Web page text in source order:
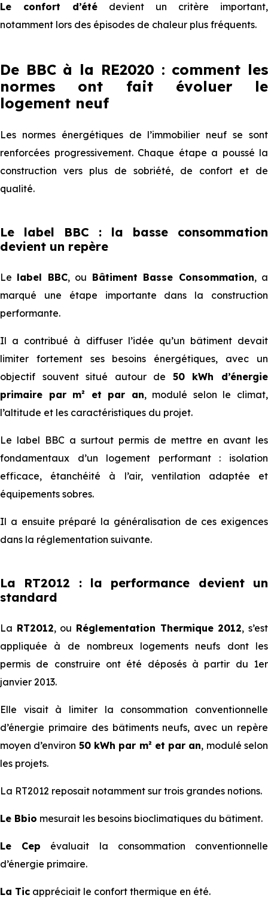
Le confort d’été devient un critère important,
notamment lors des épisodes de chaleur plus fréquents.
De BBC à la RE2020 : comment les
normes ont fait évoluer le
logement neuf
Les normes énergétiques de l’immobilier neuf se sont
renforcées progressivement. Chaque étape a poussé la
construction vers plus de sobriété, de confort et de
qualité.
Le label BBC : la basse consommation
devient un repère
Le label BBC, ou Bâtiment Basse Consommation, a
marqué une étape importante dans la construction
performante.
Il a contribué à diffuser l’idée qu’un bâtiment devait
limiter fortement ses besoins énergétiques, avec un
objectif souvent situé autour de 50 kWh d’énergie
primaire par m² et par an, modulé selon le climat,
l’altitude et les caractéristiques du projet.
Le label BBC a surtout permis de mettre en avant les
fondamentaux d’un logement performant : isolation
efficace, étanchéité à l’air, ventilation adaptée et
équipements sobres.
Il a ensuite préparé la généralisation de ces exigences
dans la réglementation suivante.
La RT2012 : la performance devient un
standard
La RT2012, ou Réglementation Thermique 2012, s’est
appliquée à de nombreux logements neufs dont les
permis de construire ont été déposés à partir du 1er
janvier 2013.
Elle visait à limiter la consommation conventionnelle
d’énergie primaire des bâtiments neufs, avec un repère
moyen d’environ 50 kWh par m² et par an, modulé selon
les projets.
La RT2012 reposait notamment sur trois grandes notions.
Le Bbio mesurait les besoins bioclimatiques du bâtiment.
Le Cep évaluait la consommation conventionnelle
d’énergie primaire.
La Tic appréciait le confort thermique en été.